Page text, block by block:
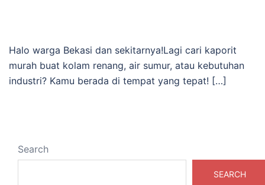
Halo warga Bekasi dan sekitarnya!Lagi cari kaporit
murah buat kolam renang, air sumur, atau kebutuhan
industri? Kamu berada di tempat yang tepat! […]
Search
SEARCH